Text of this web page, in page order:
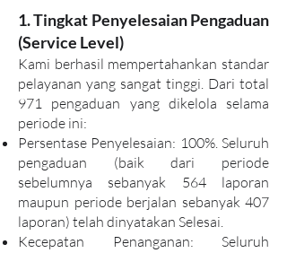
1. Tingkat Penyelesaian Pengaduan
(Service Level)
Kami berhasil mempertahankan standar
pelayanan yang sangat tinggi. Dari total
971 pengaduan yang dikelola selama
periode ini:
Persentase Penyelesaian: 100%. Seluruh
pengaduan (baik dari periode
sebelumnya sebanyak 564 laporan
maupun periode berjalan sebanyak 407
laporan) telah dinyatakan Selesai.
Kecepatan Penanganan: Seluruh